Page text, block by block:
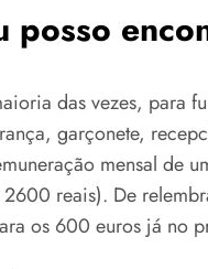
posso
das vezes, para
garçonete,
mensal de
reais). De
os 600 euros já no